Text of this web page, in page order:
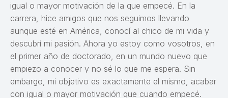
igual o mayor motivación de la que empecé. En la
carrera, hice amigos que nos seguimos llevando
aunque esté en América, conocí al chico de mi vida y
descubrí mi pasión. Ahora yo estoy como vosotros, en
el primer año de doctorado, en un mundo nuevo que
empiezo a conocer y no sé lo que me espera. Sin
embargo, mi objetivo es exactamente el mismo, acabar
con igual o mayor motivación que cuando empecé.